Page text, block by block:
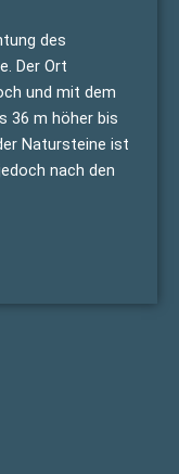
des
Der Ort
und mit dem
36 m höher bis
Natursteine ist
nach den